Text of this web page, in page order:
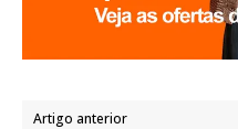
Artigo anterior